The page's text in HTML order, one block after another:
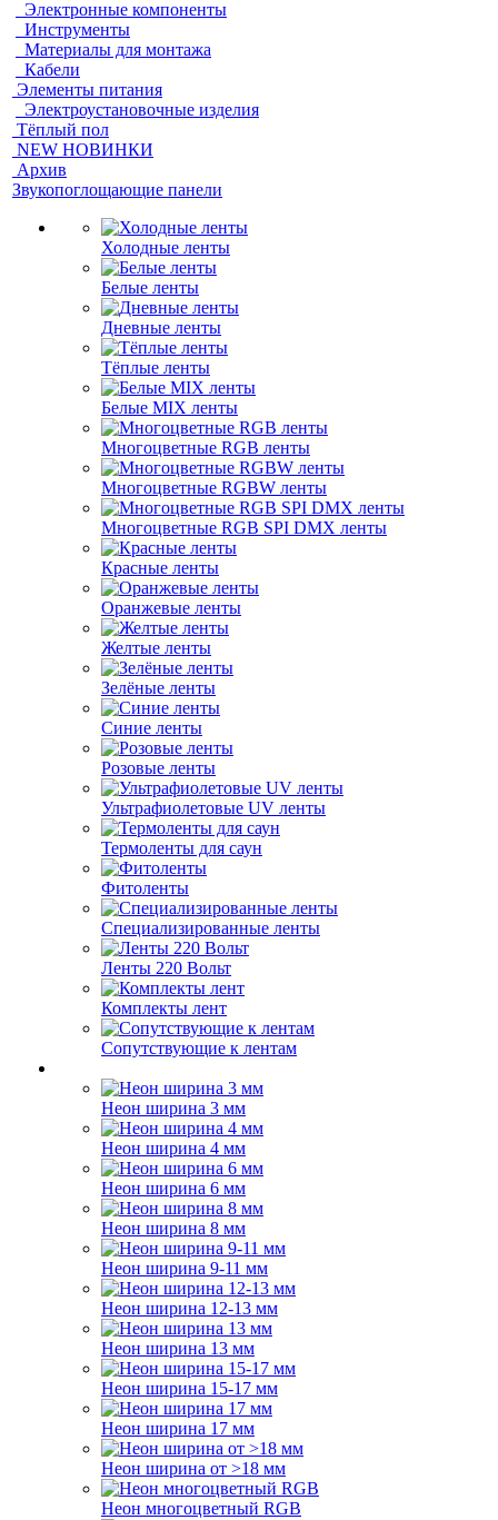
Электронные компоненты
Инструменты
Материалы для монтажа
Кабели
Элементы питания
Электроустановочные изделия
Тёплый пол
NEW НОВИНКИ
Архив
Звукопоглощающие панели
Холодные ленты
Белые ленты
Дневные ленты
Тёплые ленты
Белые MIX ленты
Многоцветные RGB ленты
Многоцветные RGBW ленты
Многоцветные RGB SPI DMX ленты
Красные ленты
Оранжевые ленты
Желтые ленты
Зелёные ленты
Синие ленты
Розовые ленты
Ультрафиолетовые UV ленты
Термоленты для саун
Фитоленты
Специализированные ленты
Ленты 220 Вольт
Комплекты лент
Сопутствующие к лентам
Неон ширина 3 мм
Неон ширина 4 мм
Неон ширина 6 мм
Неон ширина 8 мм
Неон ширина 9-11 мм
Неон ширина 12-13 мм
Неон ширина 13 мм
Неон ширина 15-17 мм
Неон ширина 17 мм
Неон ширина от >18 мм
Неон многоцветный RGB